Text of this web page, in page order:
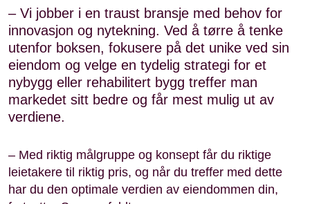
– Vi jobber i en traust bransje med behov for
innovasjon og nytekning. Ved å tørre å tenke
utenfor boksen, fokusere på det unike ved sin
eiendom og velge en tydelig strategi for et
nybygg eller rehabilitert bygg treffer man
markedet sitt bedre og får mest mulig ut av
verdiene.
– Med riktig målgruppe og konsept får du riktige
leietakere til riktig pris, og når du treffer med dette
har du den optimale verdien av eiendommen din,